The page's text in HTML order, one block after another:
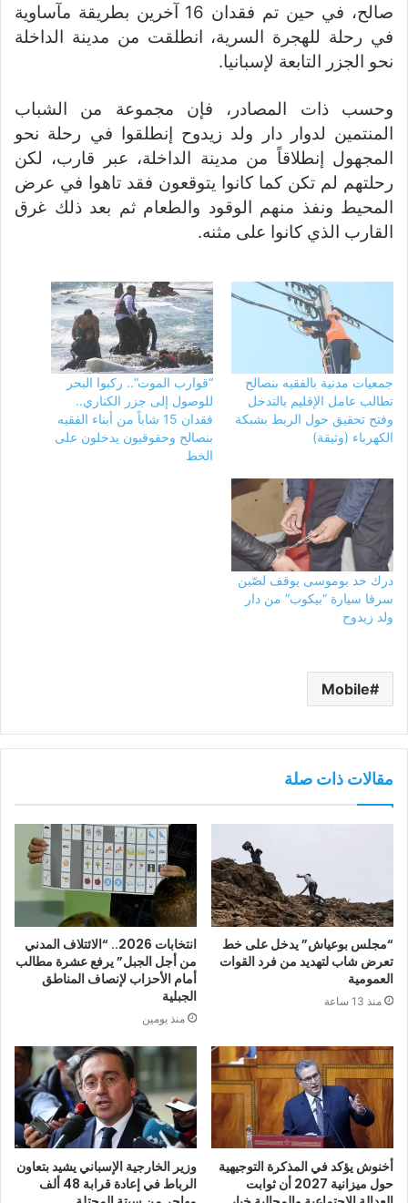
صالح، في حين تم فقدان 16 آخرين بطريقة مآساوية
في رحلة للهجرة السرية، انطلقت من مدينة الداخلة
نحو الجزر التابعة لإسبانيا.
وحسب ذات المصادر، فإن مجموعة من الشباب
المنتمين لدوار دار ولد زيدوح إنطلقوا في رحلة نحو
المجهول إنطلاقاً من مدينة الداخلة، عبر قارب، لكن
رحلتهم لم تكن كما كانوا يتوقعون فقد تاهوا في عرض
المحيط ونفذ منهم الوقود والطعام ثم بعد ذلك غرق
القارب الذي كانوا على مثنه.
جمعيات مدنية بالفقيه بنصالح
تطالب عامل الإقليم بالتدخل
وفتح تحقيق حول الربط بشبكة
الكهرباء (وثيقة)
“قوارب الموت”.. ركبوا البحر
للوصول إلى جزر الكناري..
فقدان 15 شاباً من أبناء الفقيه
بنصالح وحقوقيون يدخلون على
الخط
درك حد بوموسى يوقف لصّين
سرقا سيارة “بيكوب” من دار
ولد زيدوح
Mobile
مقالات ذات صلة
“مجلس بوعياش” يدخل على خط
تعرض شاب لتهديد من فرد القوات
العمومية
منذ 13 ساعة
انتخابات 2026.. “الائتلاف المدني
من أجل الجبل” يرفع عشرة مطالب
أمام الأحزاب لإنصاف المناطق
الجبلية
منذ يومين
أخنوش يؤكد في المذكرة التوجيهية
حول ميزانية 2027 أن ثوابت
وزير الخارجية الإسباني يشيد بتعاون
الرباط في إعادة قرابة 48 ألف